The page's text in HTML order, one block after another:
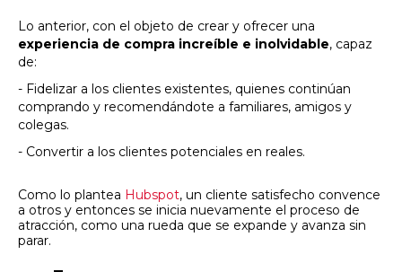
Lo anterior, con el objeto de crear y ofrecer una
experiencia de compra increíble e inolvidable, capaz
de:
- Fidelizar a los clientes existentes, quienes continúan
comprando y recomendándote a familiares, amigos y
colegas.
- Convertir a los clientes potenciales en reales.
Como lo plantea Hubspot, un cliente satisfecho convence
a otros y entonces se inicia nuevamente el proceso de
atracción, como una rueda que se expande y avanza sin
parar.